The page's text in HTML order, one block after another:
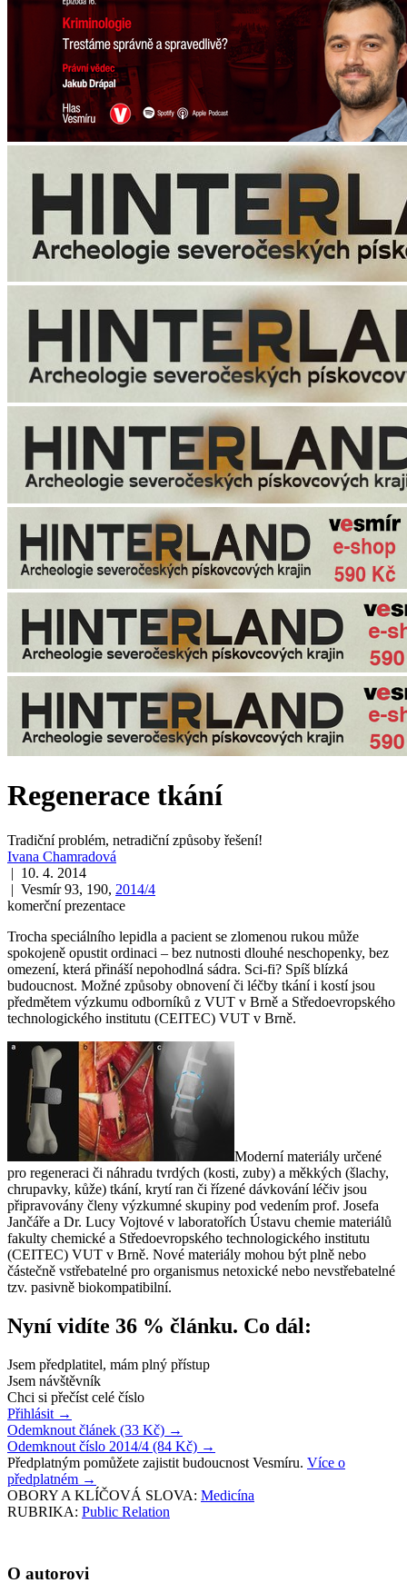
Regenerace tkání
Tradiční problém, netradiční způsoby řešení!
Ivana Chamradová
| 10. 4. 2014
| Vesmír 93, 190, 2014/4
komerční prezentace
Trocha speciálního lepidla a pacient se zlomenou rukou může
spokojeně opustit ordinaci – bez nutnosti dlouhé neschopenky, bez
omezení, která přináší nepohodlná sádra. Sci-fi? Spíš blízká
budoucnost. Možné způsoby obnovení či léčby tkání i kostí jsou
předmětem výzkumu odborníků z VUT v Brně a Středoevropského
technologického institutu (CEITEC) VUT v Brně.
Moderní materiály určené
pro regeneraci či náhradu tvrdých (kosti, zuby) a měkkých (šlachy,
chrupavky, kůže) tkání, krytí ran či řízené dávkování léčiv jsou
připravovány členy výzkumné skupiny pod vedením prof. Josefa
Jančáře a Dr. Lucy Vojtové v laboratořích Ústavu chemie materiálů
fakulty chemické a Středoevropského technologického institutu
(CEITEC) VUT v Brně. Nové materiály mohou být plně nebo
částečně vstřebatelné pro organismus netoxické nebo nevstřebatelné
tzv. pasivně biokompatibilní.
Nyní vidíte 36 % článku. Co dál:
Jsem předplatitel, mám plný přístup
Jsem návštěvník
Chci si přečíst celé číslo
Přihlásit →
Odemknout článek (33 Kč) →
Odemknout číslo 2014/4 (84 Kč) →
Předplatným pomůžete zajistit budoucnost Vesmíru. Více o
předplatném →
OBORY A KLÍČOVÁ SLOVA: Medicína
RUBRIKA: Public Relation
O autorovi